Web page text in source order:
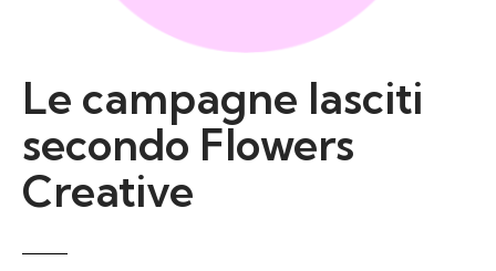
Le campagne lasciti
secondo Flowers
Creative